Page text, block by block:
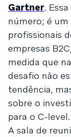
Gartner.
número; é um
profissionais
empresas
medida que
desafio não
tendência,
sobre o
para o C-level.
A sala de